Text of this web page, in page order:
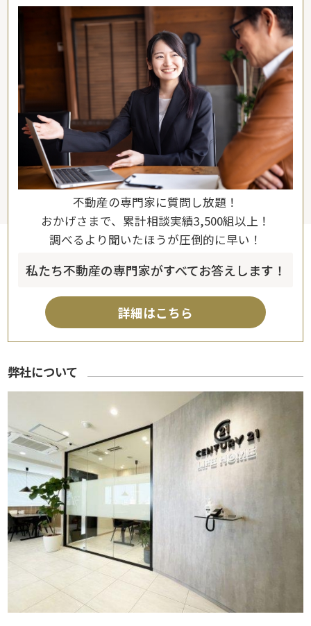
不動産の専門家に質問し放題！
おかげさまで、累計相談実績3,500組以上！
調べるより聞いたほうが圧倒的に早い！
私たち不動産の専門家がすべてお答えします！
詳細はこちら
弊社について